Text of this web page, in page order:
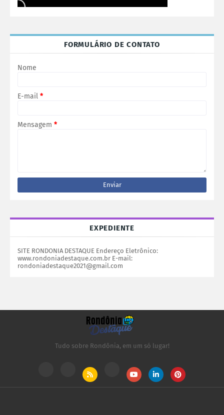
FORMULÁRIO DE CONTATO
Nome
E-mail *
Mensagem *
EXPEDIENTE
SITE RONDONIA DESTAQUE Endereço Eletrônico:
www.rondoniadestaque.com.br E-mail:
rondoniadestaque2021@gmail.com
Tudo sobre Rondônia, em um só lugar!